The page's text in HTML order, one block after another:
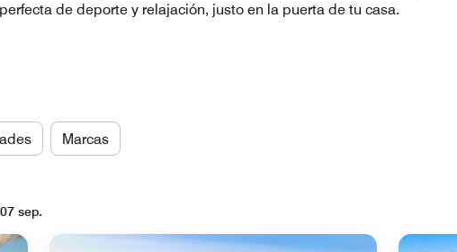
de deporte y relajación, justo en la puerta de tu casa.
Marcas
sep.